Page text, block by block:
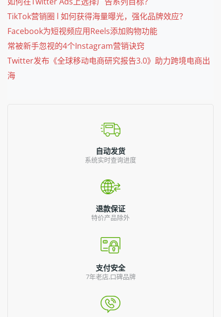
TikTok营销圈 l 如何获得海量曝光，强化品牌效应？
Facebook为短视频应用Reels添加购物功能
常被新手忽视的4个Instagram营销诀窍
Twitter发布《全球移动电商研究报告3.0》助力跨境电商出
海
自动发货
系统实时查询进度
退款保证
特价产品除外
支付安全
7年老店,口碑品牌